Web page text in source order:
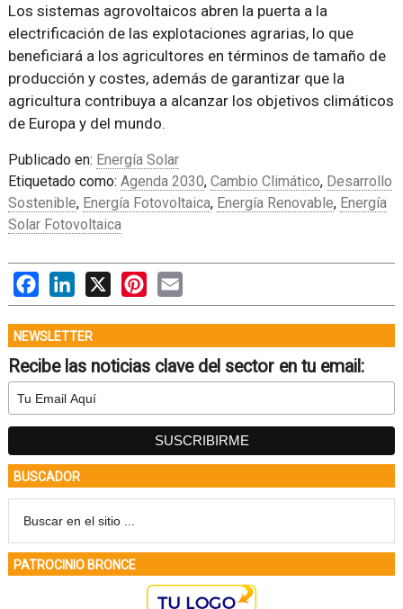
Los sistemas agrovoltaicos abren la puerta a la
electrificación de las explotaciones agrarias, lo que
beneficiará a los agricultores en términos de tamaño de
producción y costes, además de garantizar que la
agricultura contribuya a alcanzar los objetivos climáticos
de Europa y del mundo.
Publicado en: Energía Solar
Etiquetado como: Agenda 2030, Cambio Climático, Desarrollo
Sostenible, Energía Fotovoltaica, Energía Renovable, Energía
Solar Fotovoltaica
FacebookLinkedIn
X PinterestEmail
NEWSLETTER
Recibe las noticias clave del sector en tu email:
BUSCADOR
PATROCINIO BRONCE